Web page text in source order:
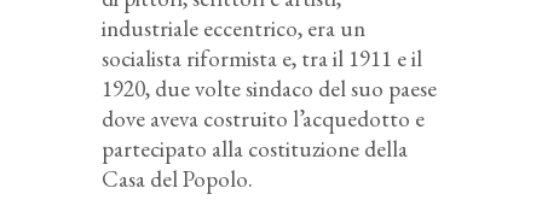
industriale eccentrico, era un
socialista riformista e, tra il 1911 e il
1920, due volte sindaco del suo paese
dove aveva costruito l’acquedotto e
partecipato alla costituzione della
Casa del Popolo.